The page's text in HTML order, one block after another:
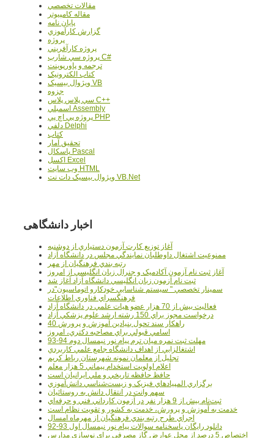
مقالات تخصصي
مقاله کامپیوتر
پایان نامه
گزارش کارآموزي
پروژه
پروژه کارآفريني
پروژه سي شارپ C#
ترجمه و پاورپوينت
کتاب الکترونيک
ويژوال بيسيک VB
جزوه
سي پلاس پلاس C++
اسمبلي Assembly
پروژه پي اچ پي PHP
دلفي Delphi
کتاب
تحقيق آمار
پاسکال Pascal
اکسل Excel
وب سايت HTML
ويژوال بيسيک دات نت VB.Net
اخبار دانشگاهی
آغاز توزيع کارت آزمون دستياري از دوشنبه
ممنوعيت اشتغال داوطلبان نمايندگي مجلس در دانشگاه آزاد
رتبه بندي فرهنگيان از مهر
آغاز ثبت نام آزمون آکادميک و جنرال زبان انگليسي از امروز
ثبت نام آزمون زبان انگليسي دانشگاه آزاد آغاز شد
سمينار تخصصي " سيستم شناسايي خودکارو اتوماسيون"در
فرهنگسراي فناوري اطلاعات
فعاليت بيش از 70 هزار عضو هيات علمي در دانشگاه آزاد
درخواست مجوز براي 150 رشته ارشد علوم پزشکي آزاد
40 راهکار سند تحول بنيادين آموزش و پرورش
اسامي قبولي براي مصاحبه دکتري، امروز
مهلت ثبت نمره میان ترم پیام نور نیمسال دوم 94-93
اشتغالزايي از اهداف دانشگاه جامع علمي کاربردي
تجليل از معلمان نمونه شهرستان رباط کريم
اعلام اولويت استخدام پيماني 5 هزار معلم
حافظ حافظه تاريخي و ملي ايرانيان است
برگزاري المپيادهاي فيزيک و زيست‌شناسي دانش‌آموزي
سهم وانت در انتقال دانش به روستائيان
ثبت‌نام بيش از 9 هزار نفر در آزمون کارداني فني و حرفه‌اي
خدمت به آموزش و پرورش، خدمت به کشور و تقويت نظام است
اجراي طرح رتبه بندي فرهنگيان از مهرماه امسال
دانلود رایگان پاسخنامه سوالات پیام نور نیمسال اول 93-92
اختصاص 5 درصد از محل عوارض گاز مصرفي براي نوسازي مدارس